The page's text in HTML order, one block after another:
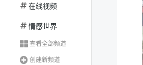
在线视频
情感世界
查看全部频道
创建新频道